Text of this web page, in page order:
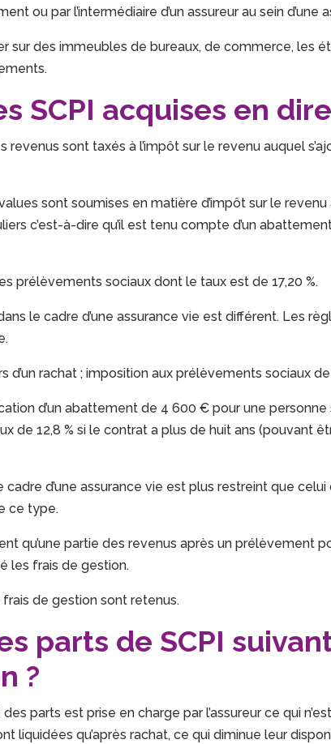
ou par l’intermédiaire d’un assureur au sein d’une
sur des immeubles de bureaux, de commerce, les
SCPI acquises en
revenus sont taxés à l’impôt sur le revenu auquel
sont soumises en matière d’impôt sur le revenu
c’est-à-dire qu’il est tenu compte d’un
prélèvements sociaux dont le taux est de 17,20 %.
le cadre d’une assurance vie est différent. Les
d’un rachat ; imposition aux prélèvements sociaux de
d’un abattement de 4 600 € pour une personne
de 12,8 % si le contrat a plus de huit ans (pouvant
cadre d’une assurance vie est plus restreint que
ce type.
qu’une partie des revenus après un prélèvement
les frais de gestion.
de gestion sont retenus.
parts de SCPI
?
parts est prise en charge par l’assureur ce qui
liquidées qu’après rachat, ce qui diminue leur